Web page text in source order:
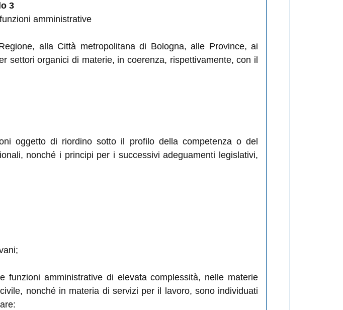
3
amministrative
alla Città metropolitana di Bologna, alle Province, ai
settori organici di materie, in coerenza, rispettivamente, con il
oggetto di riordino sotto il profilo della competenza o del
nonché i principi per i successivi adeguamenti legislativi,
amministrative di elevata complessità, nelle materie
nonché in materia di servizi per il lavoro, sono individuati